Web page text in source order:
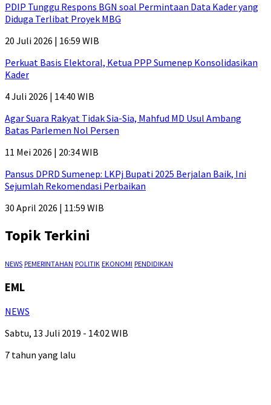
PDIP Tunggu Respons BGN soal Permintaan Data Kader yang
Diduga Terlibat Proyek MBG
20 Juli 2026 | 16:59 WIB
Perkuat Basis Elektoral, Ketua PPP Sumenep Konsolidasikan
Kader
4 Juli 2026 | 14:40 WIB
Agar Suara Rakyat Tidak Sia-Sia, Mahfud MD Usul Ambang
Batas Parlemen Nol Persen
11 Mei 2026 | 20:34 WIB
Pansus DPRD Sumenep: LKPj Bupati 2025 Berjalan Baik, Ini
Sejumlah Rekomendasi Perbaikan
30 April 2026 | 11:59 WIB
Topik Terkini
NEWS PEMERINTAHAN POLITIK EKONOMI PENDIDIKAN
EML
NEWS
Sabtu, 13 Juli 2019 - 14:02 WIB
7 tahun yang lalu